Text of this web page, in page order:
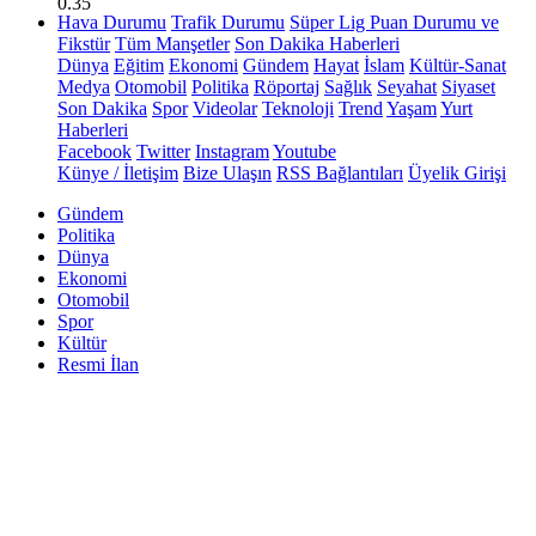
Hava Durumu Trafik Durumu Süper Lig Puan Durumu ve
Fikstür Tüm Manşetler Son Dakika Haberleri
Dünya Eğitim Ekonomi Gündem Hayat İslam Kültür-Sanat
Medya Otomobil Politika Röportaj Sağlık Seyahat Siyaset
Son Dakika Spor Videolar Teknoloji Trend YaşamYurt
Haberleri
Facebook Twitter InstagramYoutube
Künye / İletişim Bize Ulaşın RSS Bağlantıları Üyelik Girişi
Gündem
Politika
Dünya
Ekonomi
Otomobil
Spor
Kültür
Resmi İlan